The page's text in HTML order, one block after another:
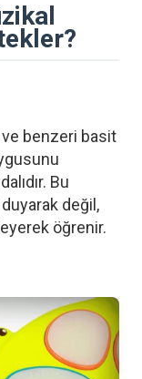
ve benzeri basit
Bu
değil,
öğrenir.